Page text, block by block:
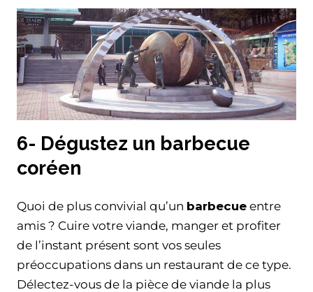
6- Dégustez un barbecue
coréen
Quoi de plus convivial qu’un barbecue entre
amis ? Cuire votre viande, manger et profiter
de l’instant présent sont vos seules
préoccupations dans un restaurant de ce type.
Délectez-vous de la pièce de viande la plus